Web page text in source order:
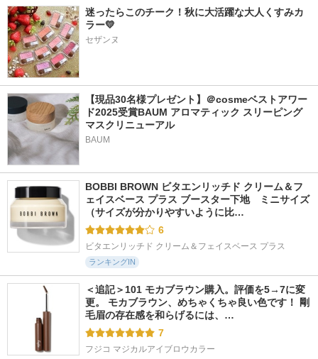
迷ったらこのチーク！秋に大活躍な大人くすみカ
ラー💛
セザンヌ
【現品30名様プレゼント】＠cosmeベストアワー
ド2025受賞BAUM アロマティック スリーピング
マスクリニューアル
BAUM
BOBBI BROWN ビタエンリッチド クリーム＆フ
ェイスベース プラス ブースター下地　ミニサイズ
（サイズが分かりやすいように比…
6
ビタエンリッチド クリーム＆フェイスベース プラス
ランキングIN
＜追記＞101 モカブラウン購入。評価を5→7に変
更。 モカブラウン、めちゃくちゃ良い色です！ 剛
毛眉の存在感を和らげるには、…
7
フジコ マジカルアイブロウカラー